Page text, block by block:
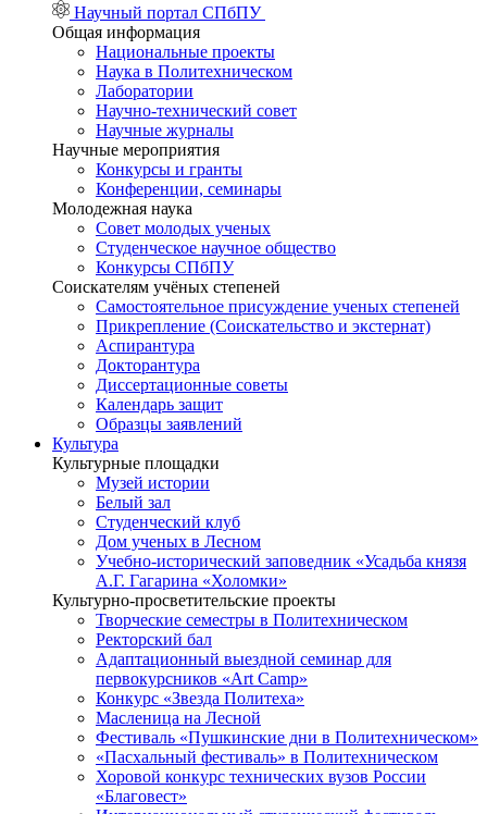
Научный портал СПбПУ
Общая информация
Национальные проекты
Наука в Политехническом
Лаборатории
Научно-технический совет
Научные журналы
Научные мероприятия
Конкурсы и гранты
Конференции, семинары
Молодежная наука
Совет молодых ученых
Студенческое научное общество
Конкурсы СПбПУ
Соискателям учёных степеней
Самостоятельное присуждение ученых степеней
Прикрепление (Соискательство и экстернат)
Аспирантура
Докторантура
Диссертационные советы
Календарь защит
Образцы заявлений
Культура
Культурные площадки
Музей истории
Белый зал
Студенческий клуб
Дом ученых в Лесном
Учебно-исторический заповедник «Усадьба князя
А.Г. Гагарина «Холомки»
Культурно-просветительские проекты
Творческие семестры в Политехническом
Ректорский бал
Адаптационный выездной семинар для
первокурсников «Art Camp»
Конкурс «Звезда Политеха»
Масленица на Лесной
Фестиваль «Пушкинские дни в Политехническом»
«Пасхальный фестиваль» в Политехническом
Хоровой конкурс технических вузов России
«Благовест»